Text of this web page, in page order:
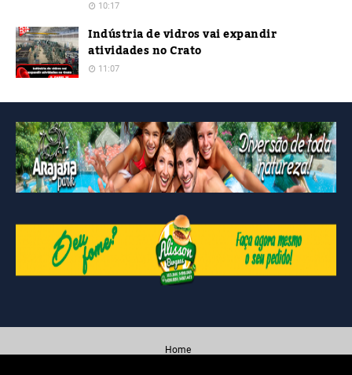
10:17
Indústria de vidros vai expandir
atividades no Crato
11:07
Home